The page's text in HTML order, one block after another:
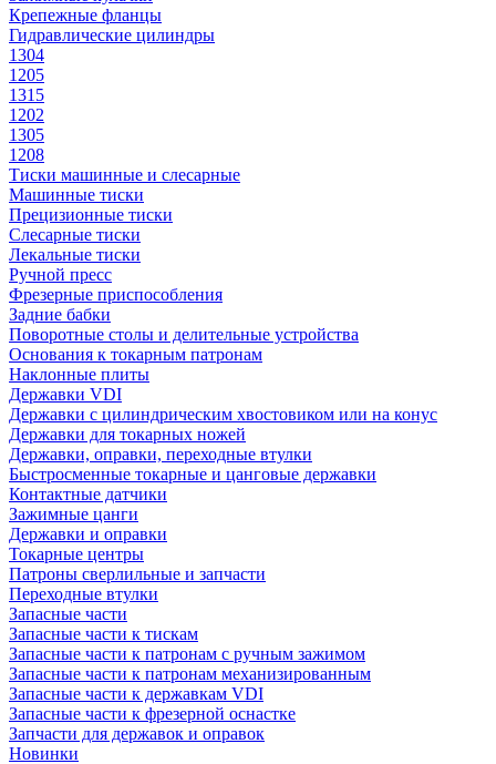
Крепежные фланцы
Гидравлические цилиндры
1304
1205
1315
1202
1305
1208
Тиски машинные и слесарные
Машинные тиски
Прецизионные тиски
Слесарные тиски
Лекальные тиски
Ручной пресс
Фрезерные приспособления
Задние бабки
Поворотные столы и делительные устройства
Основания к токарным патронам
Наклонные плиты
Державки VDI
Державки с цилиндрическим хвостовиком или на конус
Державки для токарных ножей
Державки, оправки, переходные втулки
Быстросменные токарные и цанговые державки
Контактные датчики
Зажимные цанги
Державки и оправки
Токарные центры
Патроны сверлильные и запчасти
Переходные втулки
Запасные части
Запасные части к тискам
Запасные части к патронам с ручным зажимом
Запасные части к патронам механизированным
Запасные части к державкам VDI
Запасные части к фрезерной оснастке
Запчасти для державок и оправок
Новинки